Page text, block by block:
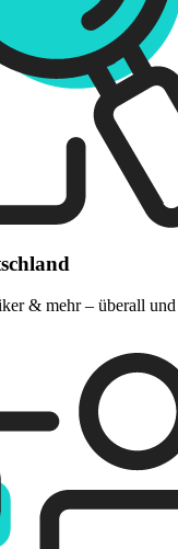
& mehr – überall und